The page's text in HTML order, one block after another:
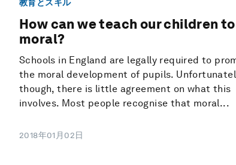
教育とスキル
How can we teach our children
moral?
Schools in England are legally required to
the moral development of pupils.
though, there is little agreement on what this
involves. Most people recognise that moral...
2018年01月02日